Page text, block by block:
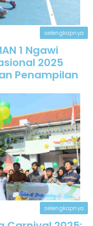
selengkapnya
1 Ngawi
2025
Penampilan
selengkapnya